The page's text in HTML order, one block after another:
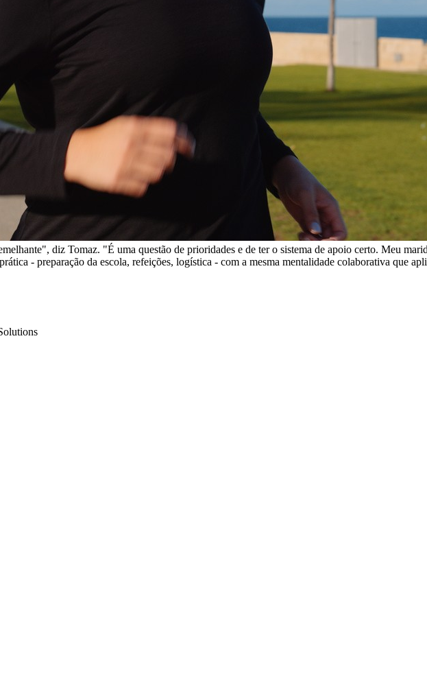
diz Tomaz. "É uma questão de prioridades e de ter o sistema de apoio certo. Meu
- preparação da escola, refeições, logística - com a mesma mentalidade colaborativa que